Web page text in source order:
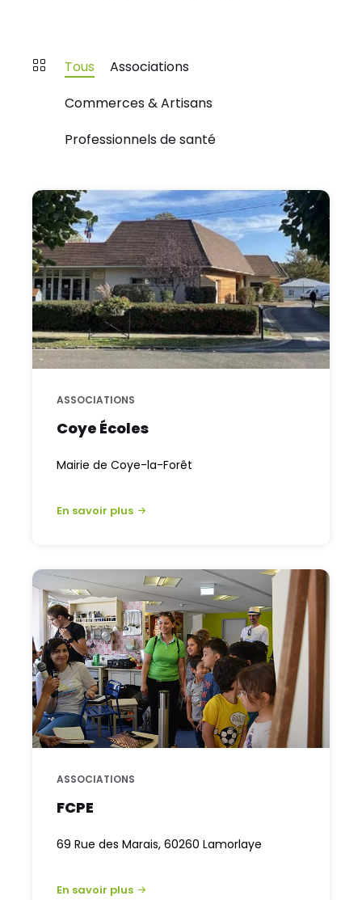
Tous
Associations
Commerces & Artisans
Professionnels de santé
Annuaire
Coye-
la-
Forêt
-
Association
École
ASSOCIATIONS
Coye Écoles
Mairie de Coye-la-Forêt
En savoir plus
Annuaire
Coye-
la-
Forêt
-
Association
FCPE
ASSOCIATIONS
FCPE
69 Rue des Marais, 60260 Lamorlaye
En savoir plus